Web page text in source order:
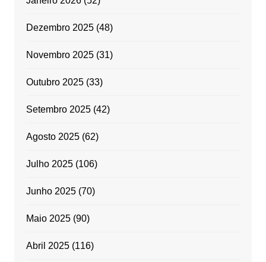
Dezembro 2025(48)
Novembro 2025(31)
Outubro 2025(33)
Setembro 2025(42)
Agosto 2025(62)
Julho 2025(106)
Junho 2025(70)
Maio 2025(90)
Abril 2025(116)